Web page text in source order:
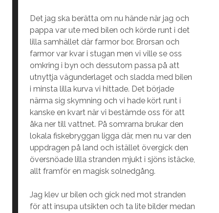
Det jag ska berätta om nu hände när jag och
pappa var ute med bilen och körde runt i det
lilla samhället där farmor bor. Brorsan och
farmor var kvar i stugan men vi ville se oss
omkring i byn och dessutom passa på att
utnyttja vägunderlaget och sladda med bilen
i minsta lilla kurva vi hittade. Det började
närma sig skymning och vi hade kört runt i
kanske en kvart när vi bestämde oss för att
åka ner till vattnet. På somrarna brukar den
lokala fiskebryggan ligga där, men nu var den
uppdragen på land och istället övergick den
översnöade lilla stranden mjukt i sjöns istäcke,
allt framför en magisk solnedgång.
Jag klev ur bilen och gick ned mot stranden
för att insupa utsikten och ta lite bilder medan